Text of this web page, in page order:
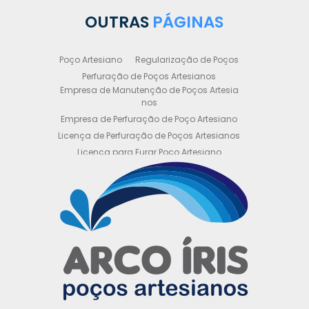
OUTRAS PÁGINAS
Poço Artesiano
Regularização de Poços
Perfuração de Poços Artesianos
Empresa de Manutenção de Poços Artesia
nos
Empresa de Perfuração de Poço Artesiano
Licença de Perfuração de Poços Artesianos
Licença para Furar Poço Artesiano
Licença para Perfuração de Poço Artesiano
Licença para Poço Semi Artesiano
Manutenção de Poço Semi Artesiano
Manutenção Preventiva de Poços Artesiano
Obtenha sua Licença de Perfuração de Poç
o Artesiano
Orçamento de Poço Semi Artesiano
Orçamento para Perfuração de Poço Artesi
ano